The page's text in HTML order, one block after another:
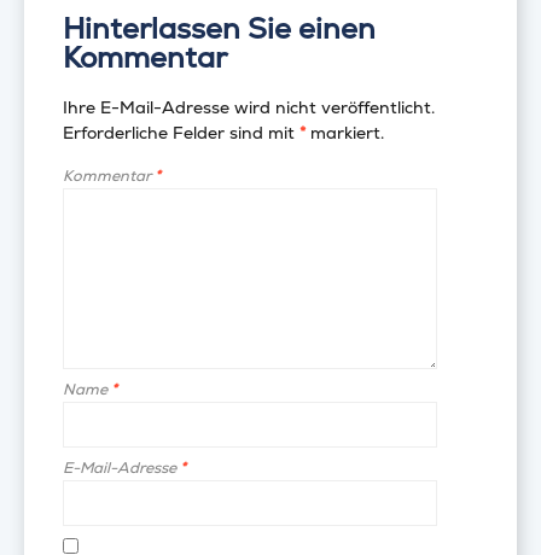
Hinterlassen Sie einen
Kommentar
Ihre E-Mail-Adresse wird nicht veröffentlicht.
Erforderliche Felder sind mit *markiert.
Kommentar*
Name *
E-Mail-Adresse *